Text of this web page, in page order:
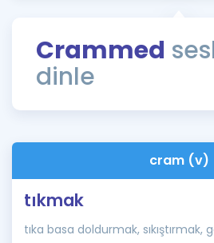
Rehberlik Aracı
ÖSYM Sınav Takvimi
İngilizce Gramer
Crammed
dinle
cram (v)
tıkmak
tıka basa doldurmak, sıkıştırmak,